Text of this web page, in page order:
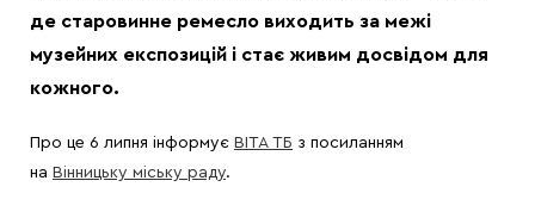
де старовинне ремесло виходить за межі
музейних експозицій і стає живим досвідом для
кожного.
Про це 6 липня інформує ВІТА ТБ з посиланням
на Вінницьку міську раду.